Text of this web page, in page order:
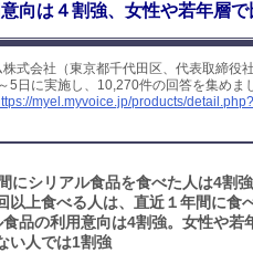
向は４割強、女性や若年層で
式会社（東京都千代田区、代表取締役
5日に実施し、10,270件の回答を集めま
myel.myvoice.jp/products/
にシリアル食品を食べた人は4割
以上食べる人は、直近１年間に食
食品の利用意向は4割強。女性や
い人では1割強